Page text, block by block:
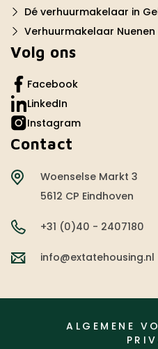
Dé verhuurmakelaar in
Verhuurmakelaar Nuenen
Volg ons
Facebook
LinkedIn
Instagram
Contact
Woenselse Markt 3
5612 CP Eindhoven
+31 (0)40 - 2407180
info@extatehousing.nl
ALGEMENE